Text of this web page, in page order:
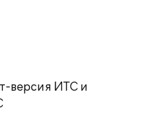
версия ИТС и